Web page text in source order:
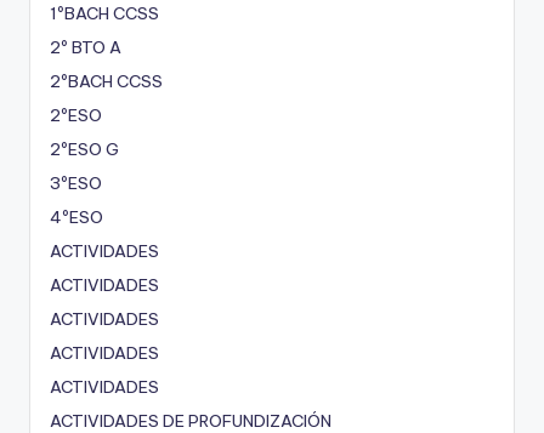
1ºBACH CCSS
2º BTO A
2ºBACH CCSS
2ºESO
2ºESO G
3ºESO
4ºESO
ACTIVIDADES
ACTIVIDADES
ACTIVIDADES
ACTIVIDADES
ACTIVIDADES
ACTIVIDADES DE PROFUNDIZACIÓN